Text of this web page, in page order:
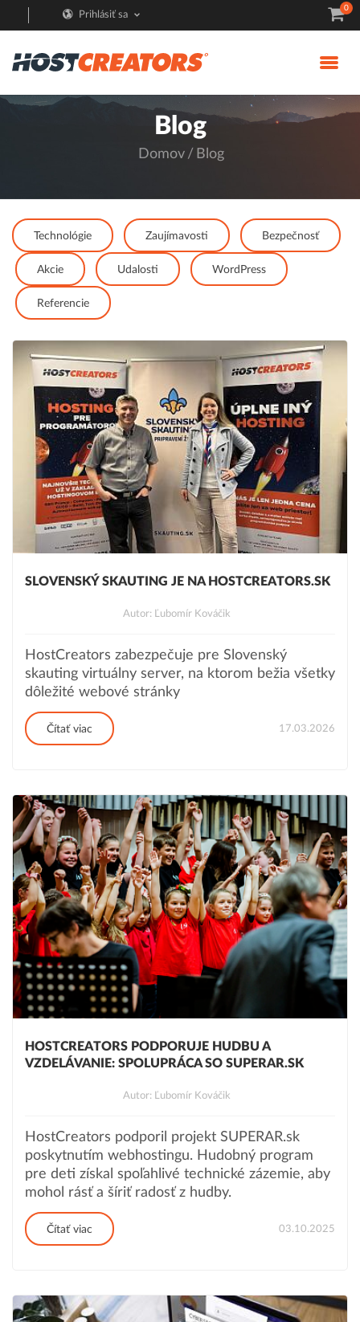
Prihlásiť sa
0
Blog
Domov Blog
Technológie Zaujímavosti Bezpečnosť
Akcie Udalosti WordPress
Referencie
SLOVENSKÝ SKAUTING JE NA HOSTCREATORS.SK
Autor: Ľubomír Kováčik
HostCreators zabezpečuje pre Slovenský
skauting virtuálny server, na ktorom bežia všetky
dôležité webové stránky
Čítať viac 17.03.2026
HOSTCREATORS PODPORUJE HUDBU A
VZDELÁVANIE: SPOLUPRÁCA SO SUPERAR.SK
Autor: Ľubomír Kováčik
HostCreators podporil projekt SUPERAR.sk
poskytnutím webhostingu. Hudobný program
pre deti získal spoľahlivé technické zázemie, aby
mohol rásť a šíriť radosť z hudby.
Čítať viac 03.10.2025